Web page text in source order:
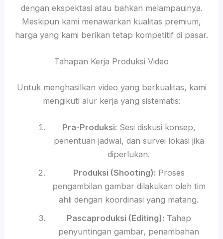
dengan ekspektasi atau bahkan melampauinya.
Meskipun kami menawarkan kualitas premium,
harga yang kami berikan tetap kompetitif di pasar.
Tahapan Kerja Produksi Video
Untuk menghasilkan video yang berkualitas, kami
mengikuti alur kerja yang sistematis:
Pra-Produksi: Sesi diskusi konsep,
penentuan jadwal, dan survei lokasi jika
diperlukan.
Produksi (Shooting): Proses
pengambilan gambar dilakukan oleh tim
ahli dengan koordinasi yang matang.
Pascaproduksi (Editing): Tahap
penyuntingan gambar, penambahan